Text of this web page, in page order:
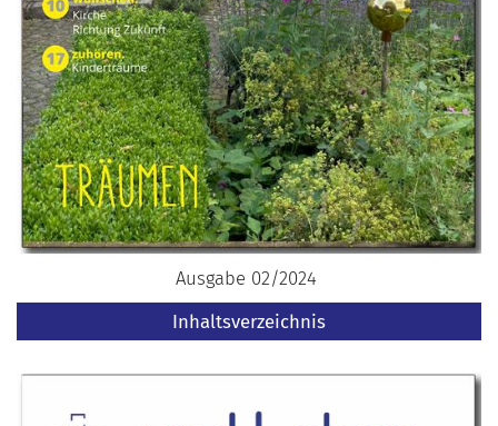
Ausgabe 02/2024
Inhaltsverzeichnis